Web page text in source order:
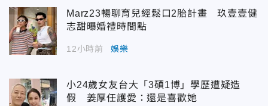
Marz23暢聊育兒經鬆口2胎計畫 玖壹壹健
志甜曝婚禮時間點
12小時前 娛樂
小24歲女友台大「3碩1博」學歷遭疑造
假 姜厚任護愛：還是喜歡她